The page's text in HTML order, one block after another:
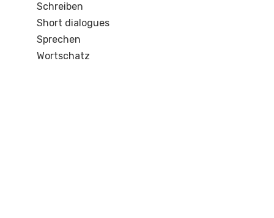
Schreiben
Short dialogues
Sprechen
Wortschatz